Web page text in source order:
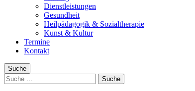
Dienstleistungen
Gesundheit
Heilpädagogik & Sozialtherapie
Kunst & Kultur
Termine
Kontakt
Suche
Suchen
nach: